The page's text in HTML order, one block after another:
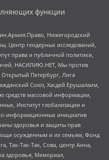
функции
Нижегородский
Центр гендерных исследований,
права и публичной политики,
НАСИЛИЮ.НЕТ, Мы против
Петербург, Лига
Союз, Хасдей Ерушалаим,
средств массовой информации,
Институт глобализации и
информационных инициатив
здоровья и защиты прав
осужденным и их семьям, Фонд
Так-Так-Так, Сова, центр Анна,
здоровья, Мемориал,